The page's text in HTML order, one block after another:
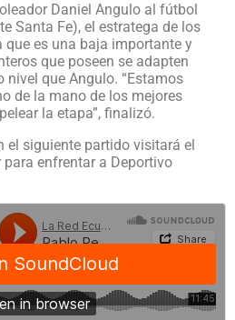
Daniel Angulo al fútbol
Santa Fe), el estratega de los
que es una baja importante y
que poseen se adapten
que Angulo. “Estamos
de la mano de los mejores
la etapa”, finalizó.
el siguiente partido visitará el
enfrentar a Deportivo